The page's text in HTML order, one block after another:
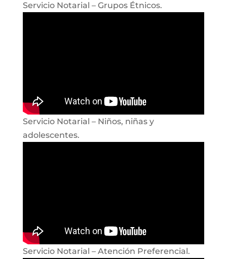
Servicio Notarial – Grupos Étnicos.
Servicio Notarial – Niños, niñas y
adolescentes.
Servicio Notarial – Atención Preferencial.